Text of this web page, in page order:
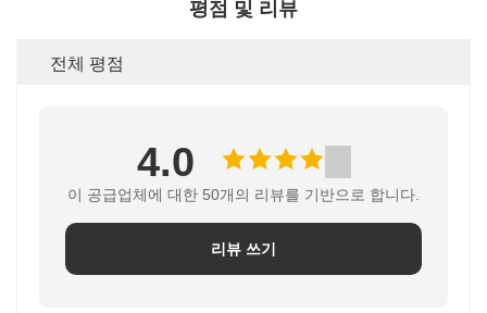
평점 및 리뷰
전체 평점
4.0
이 공급업체에 대한 50개의 리뷰를 기반으로 합니다.
리뷰 쓰기